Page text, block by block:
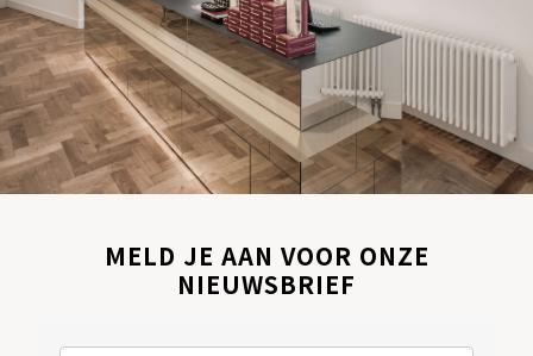
MELD JE AAN VOOR ONZE
NIEUWSBRIEF